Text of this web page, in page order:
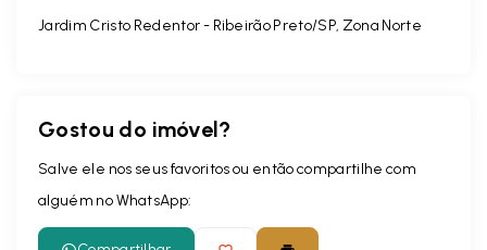
Jardim Cristo Redentor - Ribeirão Preto/SP, Zona Norte
Gostou do imóvel?
Salve ele nos seus favoritos ou então compartilhe com
alguém no WhatsApp: